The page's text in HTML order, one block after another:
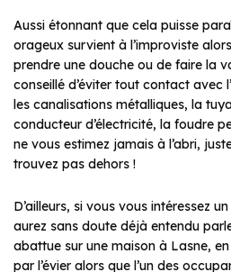
Aussi étonnant que cela puisse
orageux survient à l’improviste
prendre une douche ou de faire la
conseillé d’éviter tout contact avec
les canalisations métalliques, la
conducteur d’électricité, la foudre
ne vous estimez jamais à l’abri,
trouvez pas dehors !
D’ailleurs, si vous vous intéressez
aurez sans doute déjà entendu
abattue sur une maison à Lasne,
par l’évier alors que l’un des